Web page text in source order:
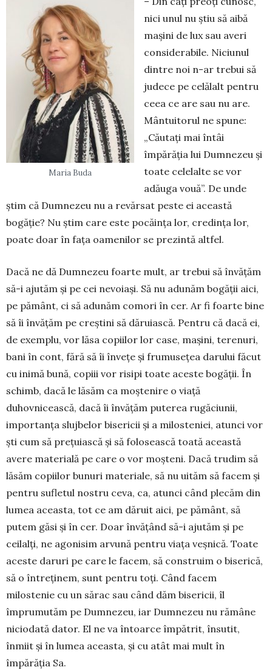
Maria Buda
nici unul nu știu să aibă
mașini de lux sau averi
considerabile. Niciunul
dintre noi n-ar trebui să
judece pe celălalt pentru
ceea ce are sau nu are.
Mântuitorul ne spune:
„Căutați mai întâi
împărăția lui Dumnezeu și
toate celelalte se vor
adăuga vouă”. De unde
știm că Dumnezeu nu a revărsat peste ei această
bogăție? Nu știm care este pocăința lor, credința lor,
poate doar în fața oamenilor se prezintă altfel.
Dacă ne dă Dumnezeu foarte mult, ar trebui să învățăm
să-i ajutăm și pe cei nevoiași. Să nu adunăm bogății aici,
pe pământ, ci să adunăm comori în cer. Ar fi foarte bine
să îi învățăm pe creștini să dăruiască. Pentru că dacă ei,
de exemplu, vor lăsa copiilor lor case, mașini, terenuri,
bani în cont, fără să îi învețe și frumusețea darului făcut
cu inimă bună, copiii vor risipi toate aceste bogății. În
schimb, dacă le lăsăm ca moștenire o viață
duhovnicească, dacă îi învățăm puterea rugăciunii,
importanța slujbelor bisericii și a milosteniei, atunci vor
ști cum să prețuiască și să folosească toată această
avere materială pe care o vor moșteni. Dacă trudim să
lăsăm copiilor bunuri materiale, să nu uităm să facem și
pentru sufletul nostru ceva, ca, atunci când plecăm din
lumea aceasta, tot ce am dăruit aici, pe pământ, să
putem găsi și în cer. Doar învățând să-i ajutăm și pe
ceilalți, ne agonisim arvună pentru viața veșnică. Toate
aceste daruri pe care le facem, să construim o biserică,
să o întreținem, sunt pentru toți. Când facem
milostenie cu un sărac sau când dăm bisericii, îl
împrumutăm pe Dumnezeu, iar Dumnezeu nu rămâne
niciodată dator. El ne va întoarce împătrit, însutit,
înmiit și în lumea aceasta, și cu atât mai mult în
împărăția Sa.